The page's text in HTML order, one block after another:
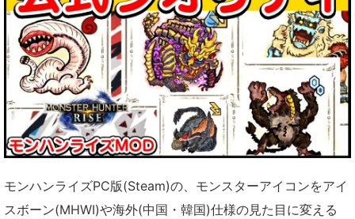
モンハンライズPC版(Steam)の、モンスターアイコンをアイ
スボーン(MHWI)や海外(中国・韓国)仕様の見た目に変える